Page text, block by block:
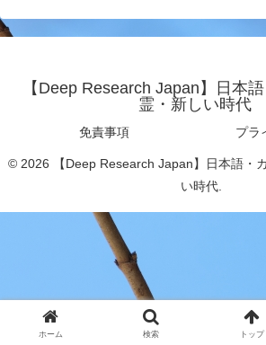
【Deep Research Japan】日本
霊・新しい時代
免責事項 プラ
© 2026 【Deep Research Japan】日本語・
い時代.
ホーム 検索 トップ